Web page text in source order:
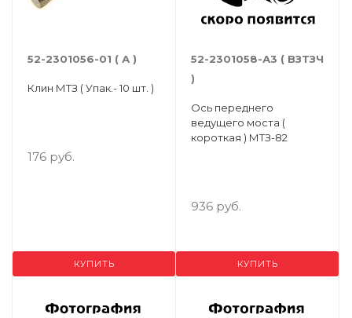
52-2301056-01 ( А )
Клин МТЗ ( Упак.- 10 шт. )
176 руб.
КУПИТЬ
52-2301058-А3 ( ВЗТЗЧ
)
Ось переднего
ведущего моста (
короткая ) МТЗ-82
936 руб.
КУПИТЬ